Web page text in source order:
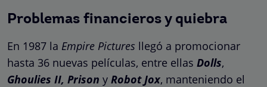
Problemas financieros y quiebra
En 1987 la Empire Pictures llegó a promocionar
hasta 36 nuevas películas, entre ellas Dolls,
Ghoulies II, Prison y Robot Jox, manteniendo el